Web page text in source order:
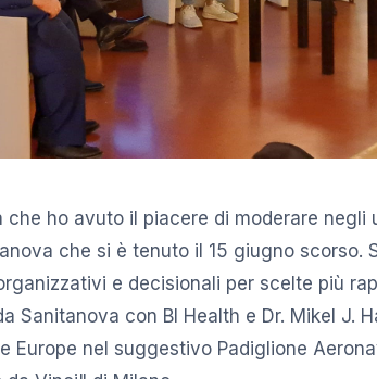
che ho avuto il piacere di moderare negli
che si è tenuto il 15 giugno scorso.
e decisionali per scelte più
Sanitanova con BI Health e Dr. Mikel J.
Europe nel suggestivo Padiglione